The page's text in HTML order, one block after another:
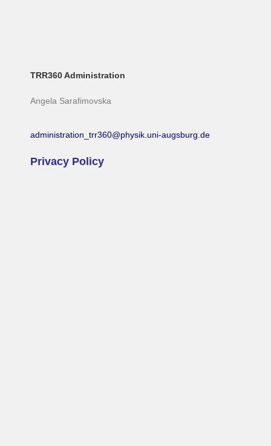
TRR360 Administration
Angela Sarafimovska
administration_trr360@physik.uni-augsburg.de
Privacy Policy